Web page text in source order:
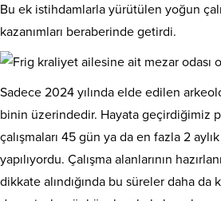
Bu ek istihdamlarla yürütülen yoğun
kazanımları beraberinde getirdi.
Sadece 2024 yılında elde edilen
binin üzerindedir. Hayata geçirdiğimiz
çalışmaları 45 gün ya da en fazla 2
yapılıyordu. Çalışma alanlarının
dikkate alındığında bu süreler daha da